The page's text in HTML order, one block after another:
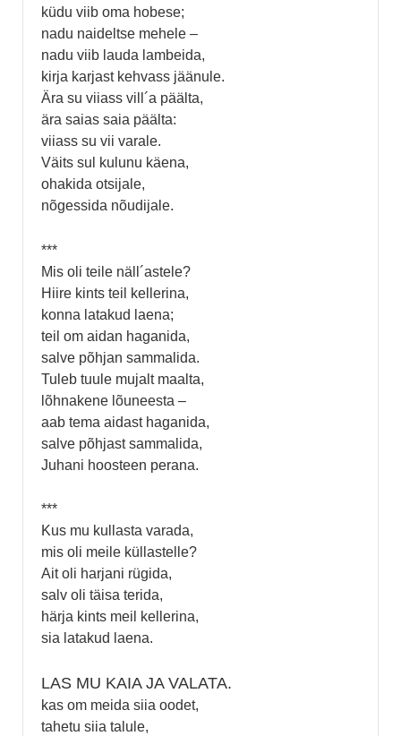
küdu viib oma hobese;
nadu naideltse mehele –
nadu viib lauda lambeida,
kirja karjast kehvass jäänule.
Ära su viiass vill´a päälta,
ära saias saia päälta:
viiass su vii varale.
Väits sul kulunu käena,
ohakida otsijale,
nõgessida nõudijale.
***
Mis oli teile näll´astele?
Hiire kints teil kellerina,
konna latakud laena;
teil om aidan haganida,
salve põhjan sammalida.
Tuleb tuule mujalt maalta,
lõhnakene lõuneesta –
aab tema aidast haganida,
salve põhjast sammalida,
Juhani hoosteen perana.
***
Kus mu kullasta varada,
mis oli meile küllastelle?
Ait oli harjani rügida,
salv oli täisa terida,
härja kints meil kellerina,
sia latakud laena.
LAS MU KAIA JA VALATA.
kas om meida siia oodet,
tahetu siia talule,